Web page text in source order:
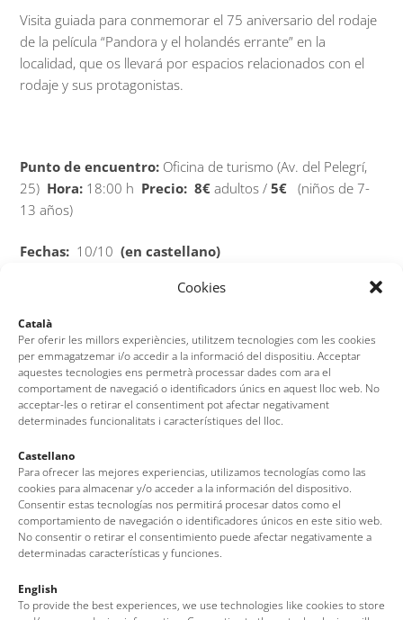
Cookies
Català
Per oferir les millors experiències, utilitzem tecnologies com les cookies
per emmagatzemar i/o accedir a la informació del dispositiu. Acceptar
aquestes tecnologies ens permetrà processar dades com ara el
comportament de navegació o identificadors únics en aquest lloc web. No
acceptar-les o retirar el consentiment pot afectar negativament
determinades funcionalitats i característiques del lloc.
Castellano
Para ofrecer las mejores experiencias, utilizamos tecnologías como las
cookies para almacenar y/o acceder a la información del dispositivo.
Consentir estas tecnologías nos permitirá procesar datos como el
comportamiento de navegación o identificadores únicos en este sitio web.
No consentir o retirar el consentimiento puede afectar negativamente a
determinadas características y funciones.
English
To provide the best experiences, we use technologies like cookies to store
Visita guiada para conmemorar el 75 aniversario del rodaje
de la película “Pandora y el holandés errante” en la
localidad, que os llevará por espacios relacionados con el
rodaje y sus protagonistas.
Punto de encuentro:Oficina de turismo (Av. del Pelegrí,
25) Hora:18:00 h Precio: 8€adultos / 5€(niños de 7-
13 años)
Fechas: 10/10 (en castellano)
, 22/08, 12/09(en catalán)
Compra de entradas para la visita en
castellano:www.entrapolis.com
catalán:www.entrapolis.com
Ver la agenda